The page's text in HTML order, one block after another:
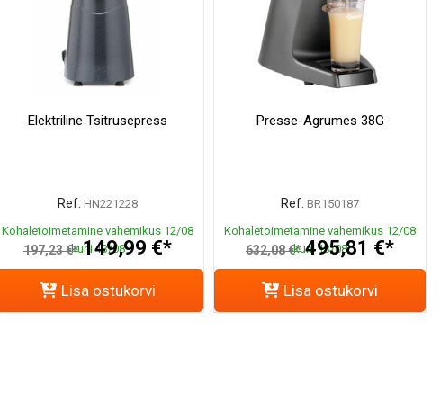
Elektriline Tsitrusepress
Ref. HN221228
Kohaletoimetamine vahemikus 12/08
kuni 13/08
197,23 €* 149,99 €*
Lisa ostukorvi
Presse-Agrumes 38G
Ref. BR150187
Kohaletoimetamine vahemikus 12/08
kuni 13/08
632,08 €* 495,81 €*
Lisa ostukorvi